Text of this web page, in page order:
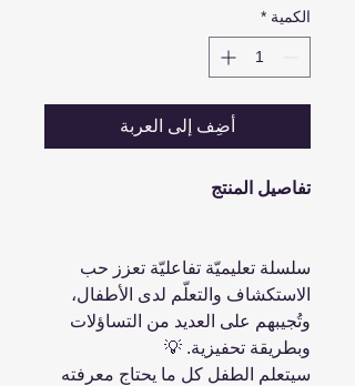
الكمية *
أضِف إلى العربة
تفاصيل المنتج
سلسلة تعليميّة تفاعليّة تعزز حب
الاستكشاف والتعلّم لدى الأطفال،
وتُجيبهم على العديد من التساؤلات
وبطريقة تحفيزية. 💡
سيتعلم الطفل كل ما يحتاج معرفته